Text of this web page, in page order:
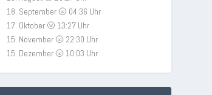
18. September 🌝 04:36 Uhr
17. Oktober 🌝 13:27 Uhr
15. November 🌝 22:30 Uhr
15. Dezember 🌝 10:03 Uhr